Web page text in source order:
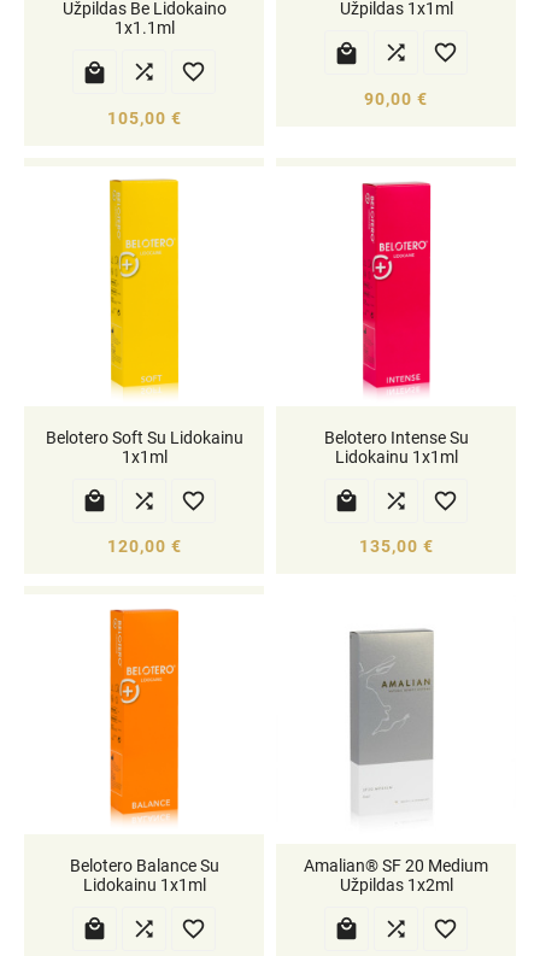
Užpildas Be Lidokaino
1x1.1ml
  
105,00 €
Užpildas 1x1ml
  
90,00 €
Belotero Soft Su Lidokainu
1x1ml
  
120,00 €
Belotero Intense Su
Lidokainu 1x1ml
  
135,00 €
Belotero Balance Su
Lidokainu 1x1ml
  
Amalian® SF 20 Medium
Užpildas 1x2ml
  